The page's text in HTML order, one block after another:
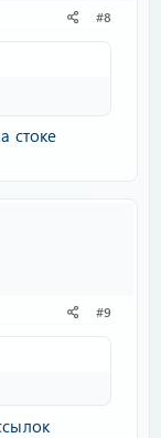
#8
стоке
#9